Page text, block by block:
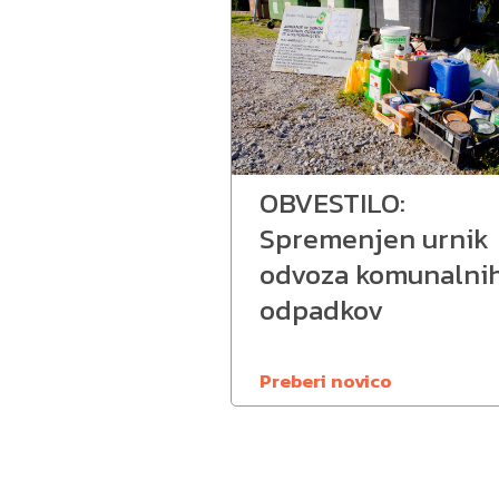
OBVESTILO:
Spremenjen urnik
odvoza
odpadkov
Preberi novico